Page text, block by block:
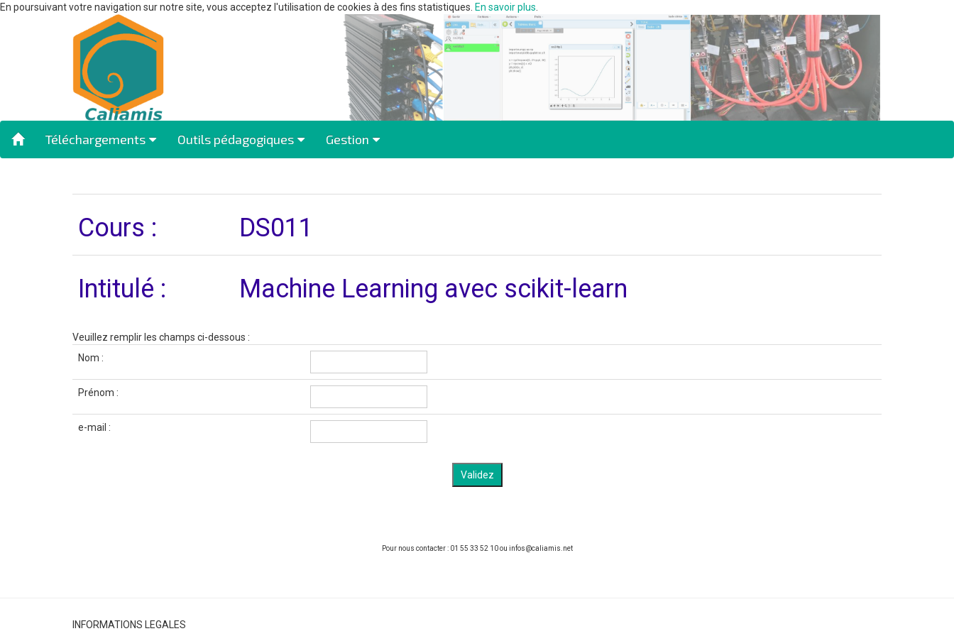
En poursuivant votre navigation sur notre site, vous acceptez l'utilisation de cookies à des fins statistiques. En savoir plus
Téléchargements Outils pédagogiques Gestion
Cours : DS011
Intitulé : Machine Learning avec scikit-learn
Veuillez remplir les champs ci-dessous :
Nom :
Prénom :
e-mail :
Pour nous contacter : 01 55 33 52 10 ou infos@caliamis.net
INFORMATIONS LEGALES